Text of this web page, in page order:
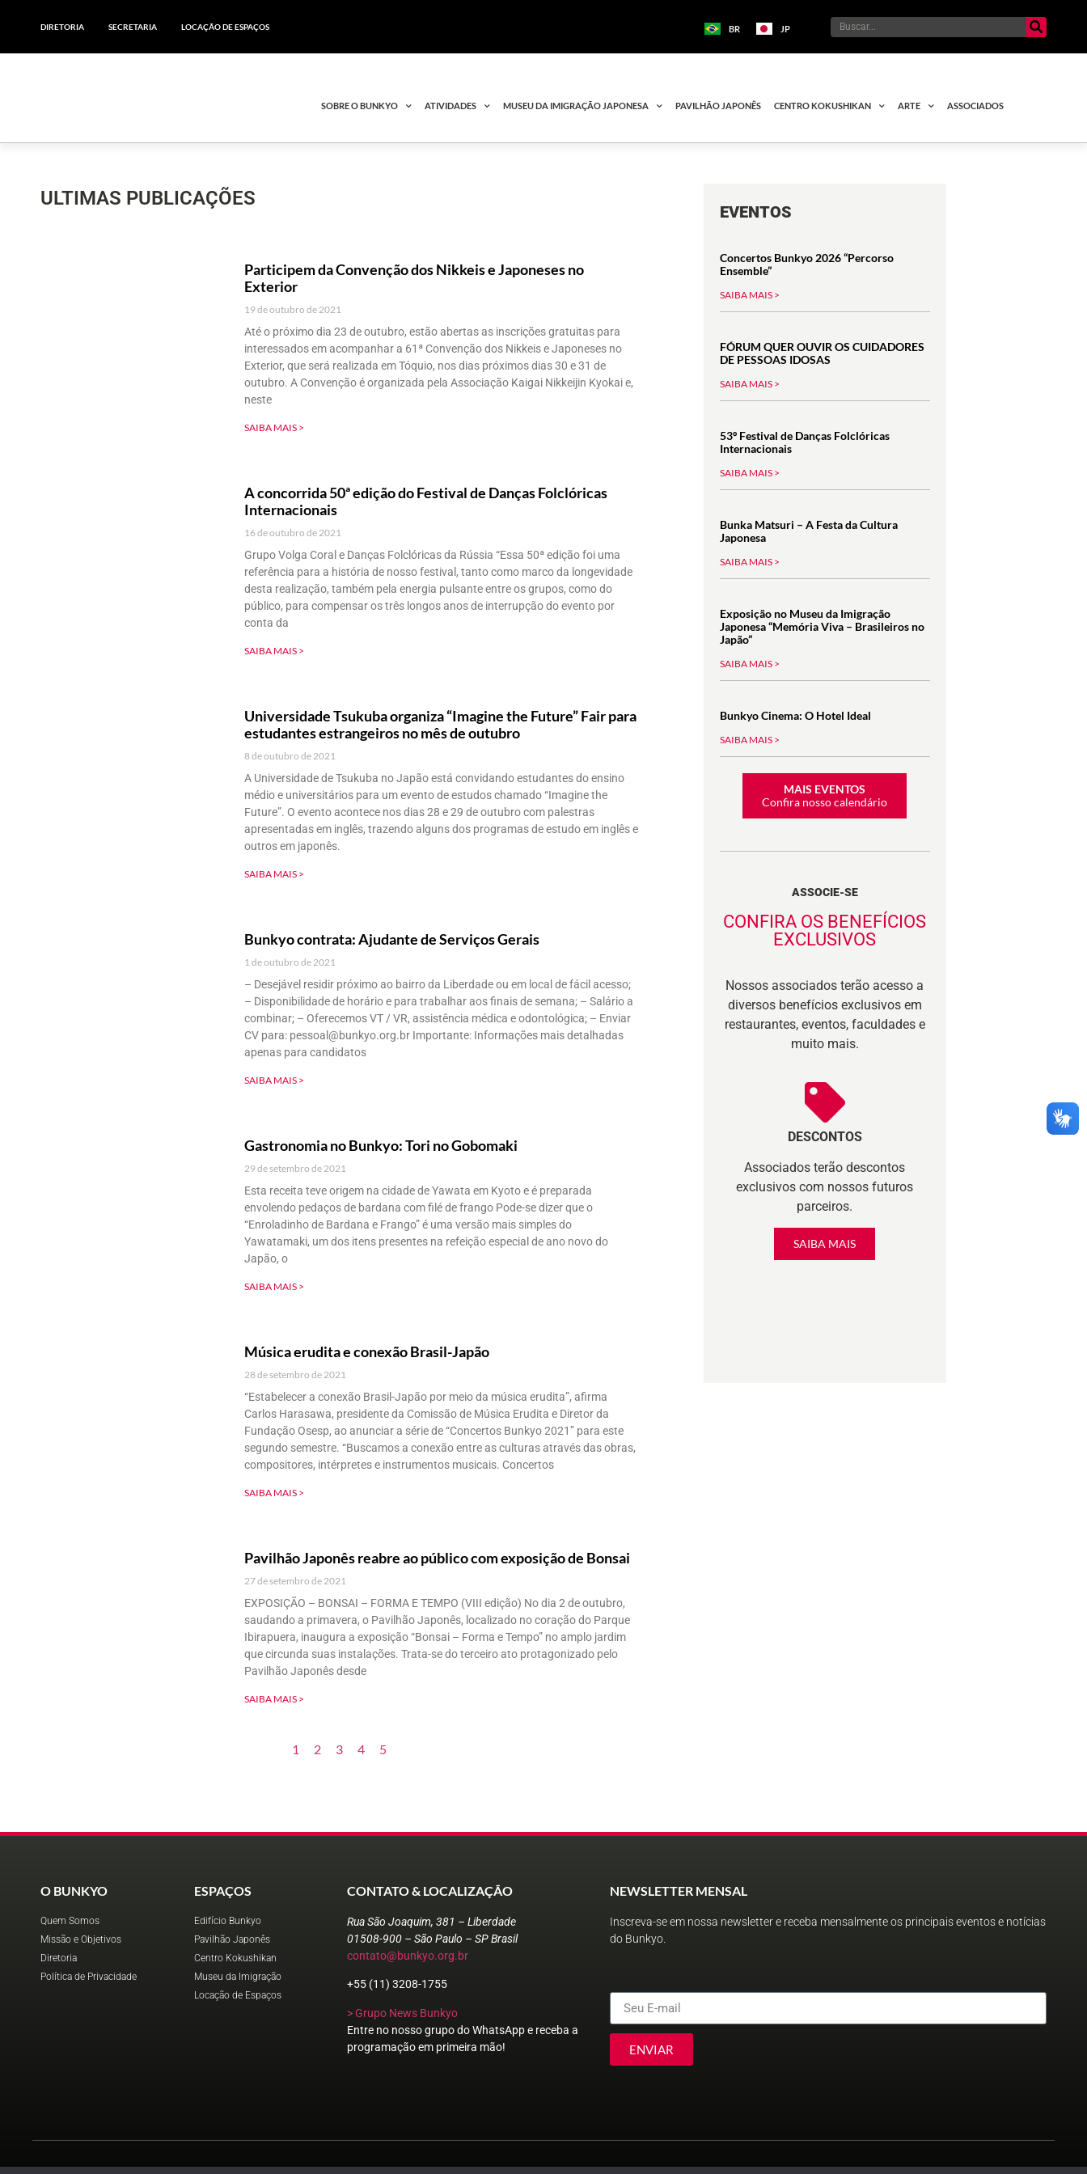
DIRETORIA SECRETARIA LOCAÇÃO DE ESPAÇOS BR JP
SOBRE O BUNKYO ATIVIDADES MUSEU DA IMIGRAÇÃO JAPONESA PAVILHÃO JAPONÊS CENTRO KOKUSHIKAN ARTE ASSOCIADOS
ULTIMAS PUBLICAÇÕES
Participem da Convenção dos Nikkeis e Japoneses no
Exterior
19 de outubro de 2021
Até o próximo dia 23 de outubro, estão abertas as inscrições gratuitas para
interessados em acompanhar a 61ª Convenção dos Nikkeis e Japoneses no
Exterior, que será realizada em Tóquio, nos dias próximos dias 30 e 31 de
outubro. A Convenção é organizada pela Associação Kaigai Nikkeijin Kyokai e,
neste
SAIBA MAIS >
A concorrida 50ª edição do Festival de Danças Folclóricas
Internacionais
16 de outubro de 2021
Grupo Volga Coral e Danças Folclóricas da Rússia “Essa 50ª edição foi uma
referência para a história de nosso festival, tanto como marco da longevidade
desta realização, também pela energia pulsante entre os grupos, como do
público, para compensar os três longos anos de interrupção do evento por
conta da
SAIBA MAIS >
Universidade Tsukuba organiza “Imagine the Future” Fair para
estudantes estrangeiros no mês de outubro
8 de outubro de 2021
A Universidade de Tsukuba no Japão está convidando estudantes do ensino
médio e universitários para um evento de estudos chamado “Imagine the
Future”. O evento acontece nos dias 28 e 29 de outubro com palestras
apresentadas em inglês, trazendo alguns dos programas de estudo em inglês e
outros em japonês.
SAIBA MAIS >
Bunkyo contrata: Ajudante de Serviços Gerais
1 de outubro de 2021
– Desejável residir próximo ao bairro da Liberdade ou em local de fácil acesso;
– Disponibilidade de horário e para trabalhar aos finais de semana; – Salário a
combinar; – Oferecemos VT / VR, assistência médica e odontológica; – Enviar
CV para: pessoal@bunkyo.org.br Importante: Informações mais detalhadas
apenas para candidatos
SAIBA MAIS >
Gastronomia no Bunkyo: Tori no Gobomaki
29 de setembro de 2021
Esta receita teve origem na cidade de Yawata em Kyoto e é preparada
envolendo pedaços de bardana com filé de frango Pode-se dizer que o
“Enroladinho de Bardana e Frango” é uma versão mais simples do
Yawatamaki, um dos itens presentes na refeição especial de ano novo do
Japão, o
SAIBA MAIS >
Música erudita e conexão Brasil-Japão
28 de setembro de 2021
“Estabelecer a conexão Brasil-Japão por meio da música erudita”, afirma
Carlos Harasawa, presidente da Comissão de Música Erudita e Diretor da
Fundação Osesp, ao anunciar a série de “Concertos Bunkyo 2021” para este
segundo semestre. “Buscamos a conexão entre as culturas através das obras,
compositores, intérpretes e instrumentos musicais. Concertos
SAIBA MAIS >
Pavilhão Japonês reabre ao público com exposição de Bonsai
27 de setembro de 2021
EXPOSIÇÃO – BONSAI – FORMA E TEMPO (VIII edição) No dia 2 de outubro,
saudando a primavera, o Pavilhão Japonês, localizado no coração do Parque
Ibirapuera, inaugura a exposição “Bonsai – Forma e Tempo” no amplo jardim
que circunda suas instalações. Trata-se do terceiro ato protagonizado pelo
Pavilhão Japonês desde
SAIBA MAIS >
1 2 3 4 5
EVENTOS
Concertos Bunkyo 2026 “Percorso
Ensemble”
SAIBA MAIS >
FÓRUM QUER OUVIR OS CUIDADORES
DE PESSOAS IDOSAS
SAIBA MAIS >
53º Festival de Danças Folclóricas
Internacionais
SAIBA MAIS >
Bunka Matsuri – A Festa da Cultura
Japonesa
SAIBA MAIS >
Exposição no Museu da Imigração
Japonesa “Memória Viva – Brasileiros no
Japão”
SAIBA MAIS >
Bunkyo Cinema: O Hotel Ideal
SAIBA MAIS >
MAIS EVENTOS
Confira nosso calendário
ASSOCIE-SE
CONFIRA OS BENEFÍCIOS
EXCLUSIVOS
Nossos associados terão acesso a
diversos benefícios exclusivos em
restaurantes, eventos, faculdades e
muito mais.
DESCONTOS
Associados terão descontos
exclusivos com nossos futuros
parceiros.
SAIBA MAIS
O BUNKYO
Quem Somos
Missão e Objetivos
Diretoria
Política de Privacidade
ESPAÇOS
Edifício Bunkyo
Pavilhão Japonês
Centro Kokushikan
Museu da Imigração
Locação de Espaços
CONTATO & LOCALIZAÇÃO
Rua São Joaquim, 381 – Liberdade
01508-900 – São Paulo – SP Brasil
contato@bunkyo.org.br
+55 (11) 3208-1755
> Grupo News Bunkyo
Entre no nosso grupo do WhatsApp e receba a
programação em primeira mão!
NEWSLETTER MENSAL
Inscreva-se em nossa newsletter e receba mensalmente os principais eventos e notícias
do Bunkyo.
ENVIAR